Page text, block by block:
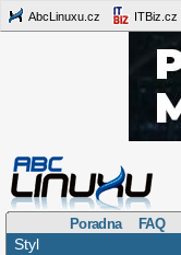
AbcLinuxu.cz ITBiz.cz
Poradna FAQ
Styl